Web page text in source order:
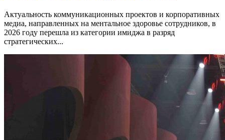
Актуальность коммуникационных проектов и корпоративных
медиа, направленных на ментальное здоровье сотрудников, в
2026 году перешла из категории имиджа в разряд
стратегических...